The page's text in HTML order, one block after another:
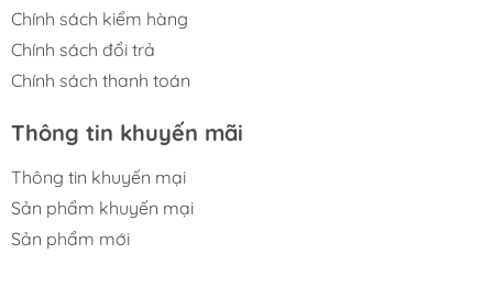
Chính sách kiểm hàng
Chính sách đổi trả
Chính sách thanh toán
Thông tin khuyến mãi
Thông tin khuyến mại
Sản phẩm khuyến mại
Sản phẩm mới